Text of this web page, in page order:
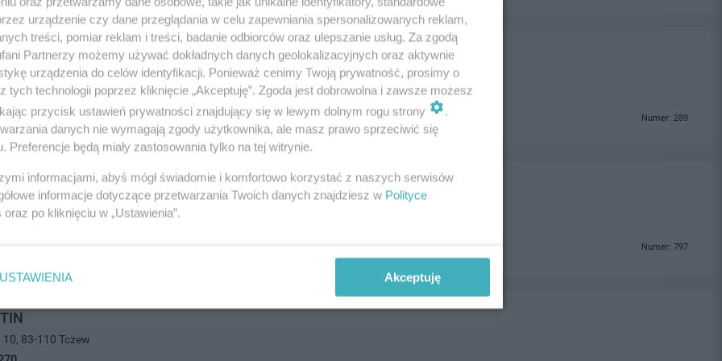
Handlowe Zdzisław Wasilewski
35, 83-110 Tczew
i usługi Numer: 289
Produkcyjno-Handlowe
7, 83-110 Tczew
Numer: 797
83-110 Tczew
urządzenie czy dane przeglądania w celu zapewniania spersonalizowanych reklam,
treści, pomiar reklam i treści, badanie odbiorców oraz ulepszanie usług. Za zgodą
Partnerzy możemy używać dokładnych danych geolokalizacyjnych oraz aktywnie
urządzenia do celów identyfikacji. Ponieważ cenimy Twoją prywatność, prosimy o
tych technologii poprzez kliknięcie „Akceptuję”. Zgoda jest dobrowolna i zawsze możesz
przycisk ustawień prywatności znajdujący się w lewym dolnym rogu strony
.
danych nie wymagają zgody użytkownika, ale masz prawo sprzeciwić się
Preferencje będą miały zastosowania tylko na tej witrynie.
informacjami, abyś mógł świadomie i komfortowo korzystać z naszych serwisów
informacje dotyczące przetwarzania Twoich danych znajdziesz w Polityce
oraz po kliknięciu w „Ustawienia”.
USTAWIENIA Akceptuję